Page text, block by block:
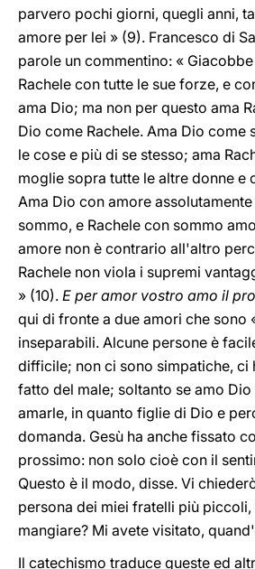
parvero pochi giorni, quegli anni,
amore per lei » (9). Francesco di
parole un commentino: «
Rachele con tutte le sue forze, e
ama Dio; ma non per questo ama
Dio come Rachele. Ama Dio come
le cose e più di se stesso; ama
moglie sopra tutte le altre donne e
Ama Dio con amore
sommo, e Rachele con sommo
amore non è contrario all'altro
Rachele non viola i supremi
» (10). E per amor vostro amo il
qui di fronte a due amori che sono
inseparabili. Alcune persone è
difficile; non ci sono simpatiche, ci
fatto del male; soltanto se amo
amarle, in quanto figlie di Dio e
domanda. Gesù ha anche fissato
prossimo: non solo cioè con il
Questo è il modo, disse. Vi
persona dei miei fratelli più
mangiare? Mi avete visitato,
Il catechismo traduce queste ed